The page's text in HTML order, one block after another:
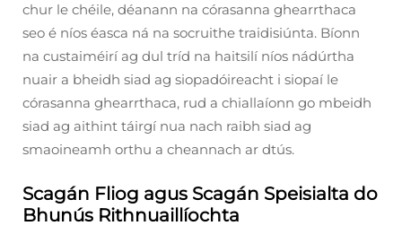
chur le chéile, déanann na córasanna ghearrthaca
seo é níos éasca ná na socruithe traidisiúnta. Bíonn
na custaiméirí ag dul tríd na haitsilí níos nádúrtha
nuair a bheidh siad ag siopadóireacht i siopaí le
córasanna ghearrthaca, rud a chiallaíonn go mbeidh
siad ag aithint táirgí nua nach raibh siad ag
smaoineamh orthu a cheannach ar dtús.
Scagán Fliog agus Scagán Speisialta do
Bhunús Rithnuaillíochta